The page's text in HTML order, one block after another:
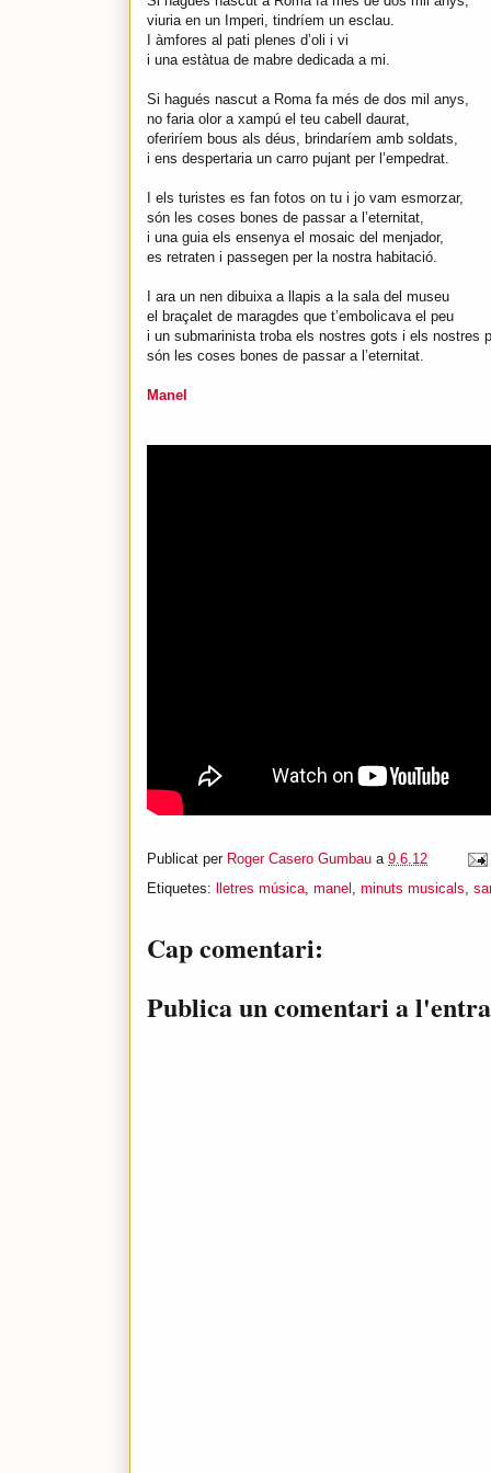
viuria en un Imperi, tindríem un esclau.
I àmfores al pati plenes d’oli i vi
i una estàtua de mabre dedicada a mi.
Si hagués nascut a Roma fa més de dos mil anys,
no faria olor a xampú el teu cabell daurat,
oferiríem bous als déus, brindaríem amb soldats,
i ens despertaria un carro pujant per l’empedrat.
I els turistes es fan fotos on tu i jo vam esmorzar,
són les coses bones de passar a l’eternitat,
i una guia els ensenya el mosaic del menjador,
es retraten i passegen per la nostra habitació.
I ara un nen dibuixa a llapis a la sala del museu
el braçalet de maragdes que t’embolicava el peu
i un submarinista troba els nostres gots i els nostres
són les coses bones de passar a l’eternitat.
Manel
Publicat per Roger Casero Gumbau a 9.6.12
Etiquetes: lletres música manel minuts musicals
Cap comentari:
Publica un comentari a